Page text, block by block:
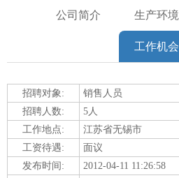
公司简介 生产环境
工作机会
招聘对象:
销售人员
招聘人数:
5人
工作地点:
江苏省无锡市
工资待遇:
面议
发布时间:
2012-04-11 11:26:58